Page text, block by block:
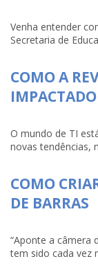
Venha entender
Secretaria de
COMO A
O mundo de TI
novas tendências,
COMO
DE BARRAS
“Aponte a câmera
tem sido cada vez